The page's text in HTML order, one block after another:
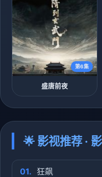
第6集
盛唐前夜
🌟 影视推荐 ·
01. 狂飙